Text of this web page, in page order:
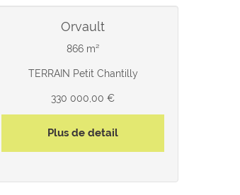
orvault
866 m²
TERRAIN Petit Chantilly
330 000,00 €
Plus de detail